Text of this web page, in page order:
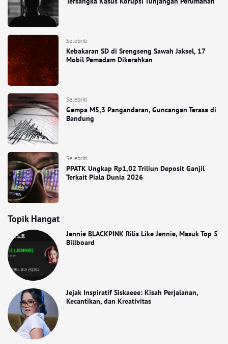
Selebriti
Kebakaran SD di Srengseng Sawah Jaksel, 17
Mobil Pemadam Dikerahkan
Selebriti
Gempa M5,3 Pangandaran, Guncangan Terasa di
Bandung
Selebriti
PPATK Ungkap Rp1,02 Triliun Deposit Ganjil
Terkait Piala Dunia 2026
Topik Hangat
Jennie BLACKPINK Rilis Like Jennie, Masuk Top 5
Billboard
Jejak Inspiratif Siskaeee: Kisah Perjalanan,
Kecantikan, dan Kreativitas